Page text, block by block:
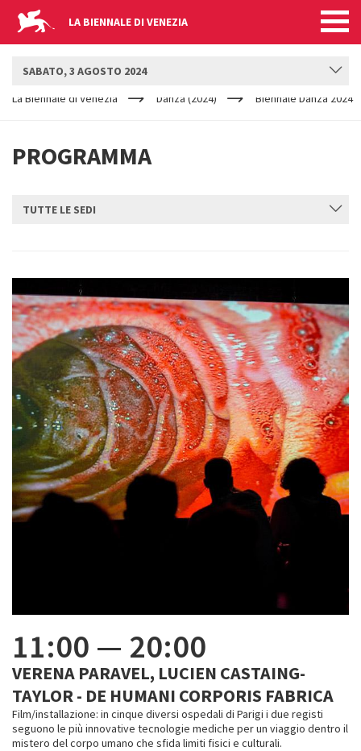
LA BIENNALE DI VENEZIA
ARE
La Biennale di Venezia Danza (2024) Biennale Danza 2024
PROGRAMMA
SABATO, 3 AGOSTO 2024
TUTTE LE SEDI
11:00 — 20:00
VERENA PARAVEL, LUCIEN CASTAING-
TAYLOR - DE HUMANI CORPORIS FABRICA
Film/installazione: in cinque diversi ospedali di Parigi i due registi
seguono le più innovative tecnologie mediche per un viaggio dentro il
mistero del corpo umano che sfida limiti fisici e culturali.